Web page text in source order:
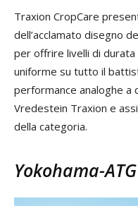
Traxion CropCare
dell’acclamato disegno
per offrire livelli di
uniforme su tutto il
performance analoghe
Vredestein Traxion e
della categoria.
Yokohama-ATG